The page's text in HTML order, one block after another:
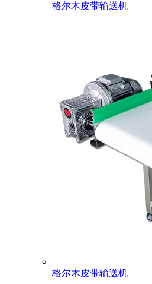
格尔木皮带输送机
格尔木皮带输送机